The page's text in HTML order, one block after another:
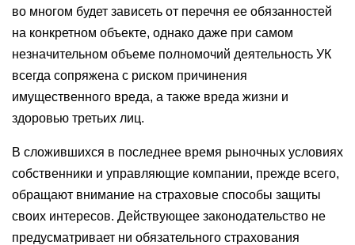
во многом будет зависеть от перечня ее обязанностей
на конкретном объекте, однако даже при самом
незначительном объеме полномочий деятельность УК
всегда сопряжена с риском причинения
имущественного вреда, а также вреда жизни и
здоровью третьих лиц.
В сложившихся в последнее время рыночных условиях
собственники и управляющие компании, прежде всего,
обращают внимание на страховые способы защиты
своих интересов. Действующее законодательство не
предусматривает ни обязательного страхования